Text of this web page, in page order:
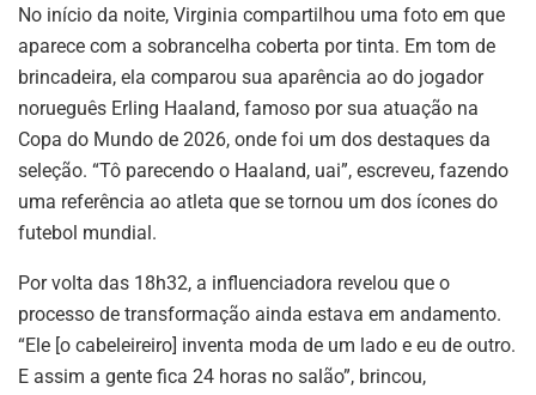
No início da noite, Virginia compartilhou uma foto em que
aparece com a sobrancelha coberta por tinta. Em tom de
brincadeira, ela comparou sua aparência ao do jogador
norueguês Erling Haaland, famoso por sua atuação na
Copa do Mundo de 2026, onde foi um dos destaques da
seleção. “Tô parecendo o Haaland, uai”, escreveu, fazendo
uma referência ao atleta que se tornou um dos ícones do
futebol mundial.
Por volta das 18h32, a influenciadora revelou que o
processo de transformação ainda estava em andamento.
“Ele [o cabeleireiro] inventa moda de um lado e eu de outro.
E assim a gente fica 24 horas no salão”, brincou,